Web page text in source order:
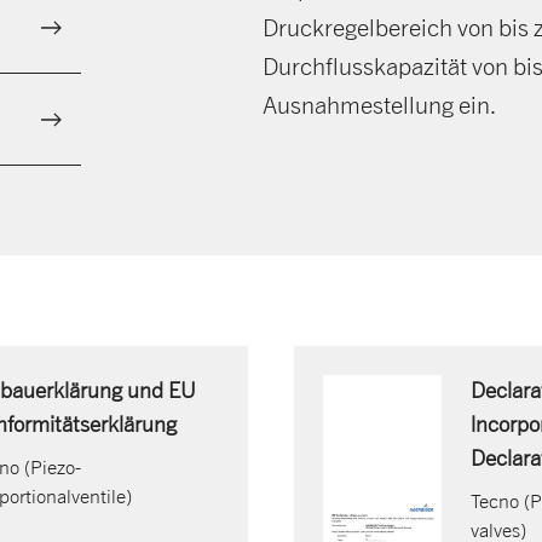
Druckregelbereich von bis
Durchflusskapazität von
Ausnahmestellung ein.
und EU
(Piezo-
Tecno
valves)